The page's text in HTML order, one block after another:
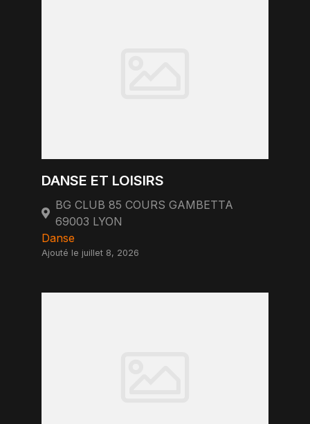
DANSE ET LOISIRS
BG CLUB 85 COURS GAMBETTA
69003 LYON
Danse
Ajouté le juillet 8, 2026